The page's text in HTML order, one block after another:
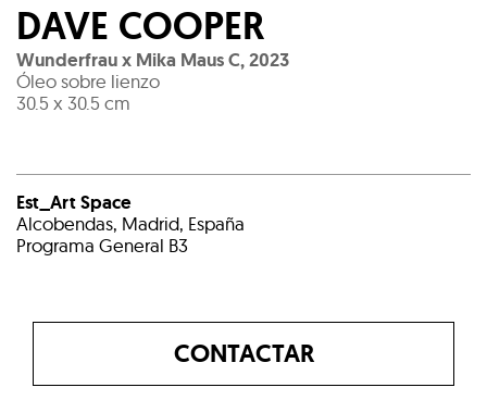
DAVE COOPER
Wunderfrau x Mika Maus C,2023
Óleo sobre lienzo
30.5 x 30.5 cm
Est_Art Space
Alcobendas, Madrid, España
Programa General B3
CONTACTAR